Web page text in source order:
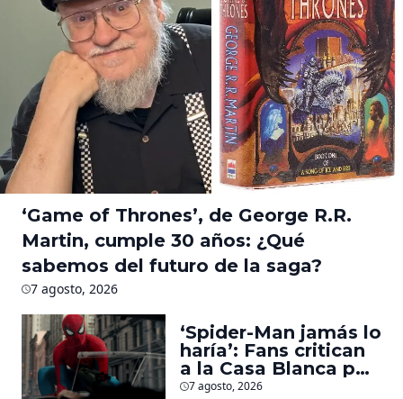
‘Game of Thrones’, de George R.R.
Martin, cumple 30 años: ¿Qué
sabemos del futuro de la saga?
7 agosto, 2026
‘Spider-Man jamás lo
haría’: Fans critican
a la Casa Blanca por
usar al héroe para
7 agosto, 2026